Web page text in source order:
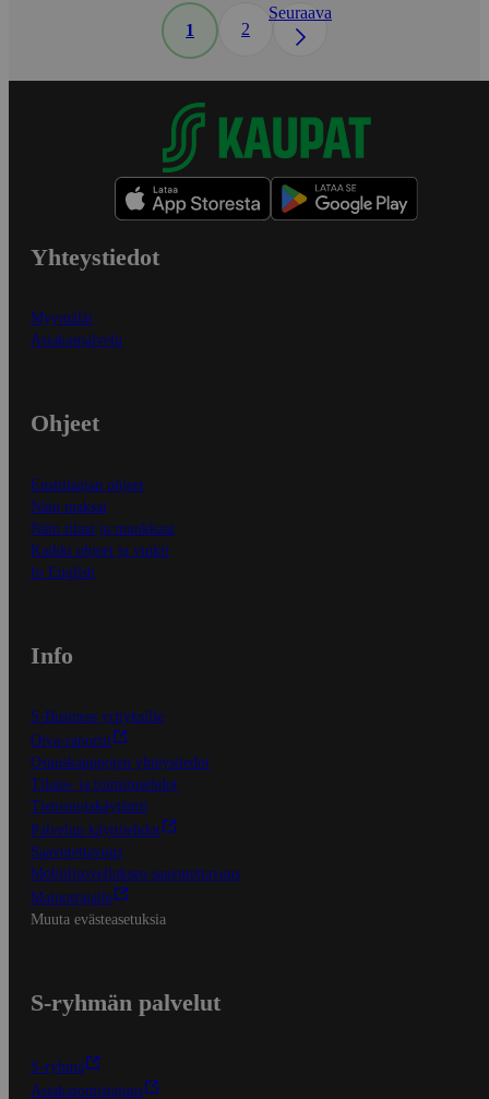
1 2
Seuraava
Yhteystiedot
Myymälät
Asiakaspalvelu
Ohjeet
Ensitilaajan ohjeet
Näin maksat
Näin tilaat ja muokkaat
Kaikki ohjeet ja vinkit
In English
Info
S-Business yrityksille
Oiva-raportit
Osuuskauppojen yhteystiedot
Tilaus- ja toimitusehdot
Tietosuojakäytäntö
Palvelun käyttöehdot
Saavutettavuus
Mobiilisovelluksen saavutettavuus
Mainostajalle
Muuta evästeasetuksia
S-ryhmän palvelut
S-ryhmä
Asiakasomistajuus